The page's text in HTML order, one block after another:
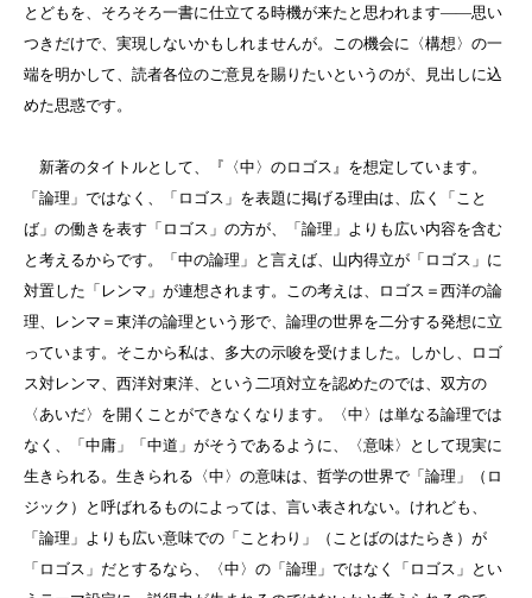
とどもを、そろそろ一書に仕立てる時機が来たと思われます――思い
つきだけで、実現しないかもしれませんが。この機会に〈構想〉の一
端を明かして、読者各位のご意見を賜りたいというのが、見出しに込
めた思惑です。
新著のタイトルとして、『〈中〉のロゴス』を想定しています。
「論理」ではなく、「ロゴス」を表題に掲げる理由は、広く「こと
ば」の働きを表す「ロゴス」の方が、「論理」よりも広い内容を含む
と考えるからです。「中の論理」と言えば、山内得立が「ロゴス」に
対置した「レンマ」が連想されます。この考えは、ロゴス＝西洋の論
理、レンマ＝東洋の論理という形で、論理の世界を二分する発想に立
っています。そこから私は、多大の示唆を受けました。しかし、ロゴ
ス対レンマ、西洋対東洋、という二項対立を認めたのでは、双方の
〈あいだ〉を開くことができなくなります。〈中〉は単なる論理では
なく、「中庸」「中道」がそうであるように、〈意味〉として現実に
生きられる。生きられる〈中〉の意味は、哲学の世界で「論理」
（ロ
ジック）
と呼ばれるものによっては、言い表されない。けれども、
「論理」よりも広い意味での「ことわり」
（ことばのはたらき） が
「ロゴス」だとするなら、〈中〉の「論理」ではなく「ロゴス」とい